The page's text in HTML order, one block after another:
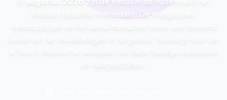
Matsloot bijzonder interessant. De vraagprijzen,